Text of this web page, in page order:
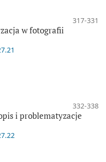
317-331
w fotografii
332-338
i problematyzacje